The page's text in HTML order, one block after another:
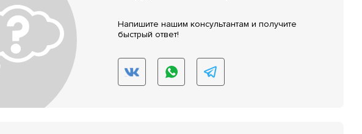
Напишите нашим консультантам и получите
быстрый ответ!